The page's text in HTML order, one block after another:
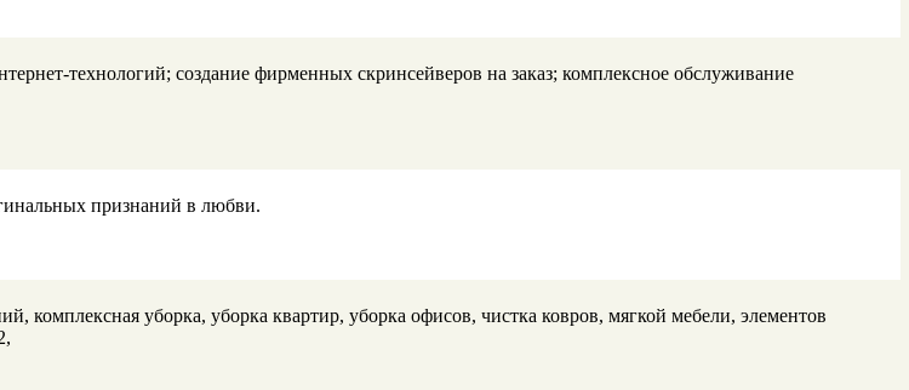
технологий; создание фирменных скринсейверов на заказ; комплексное обслуживание
признаний в любви.
уборка, уборка квартир, уборка офисов, чистка ковров, мягкой мебели, элементов